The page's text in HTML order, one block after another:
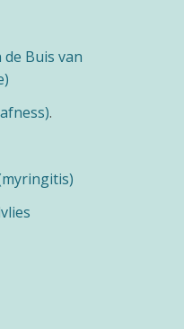
Buis van
.